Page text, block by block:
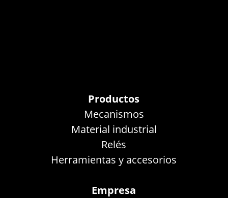
Productos
Mecanismos
Material industrial
Relés
Herramientas y accesorios
Empresa